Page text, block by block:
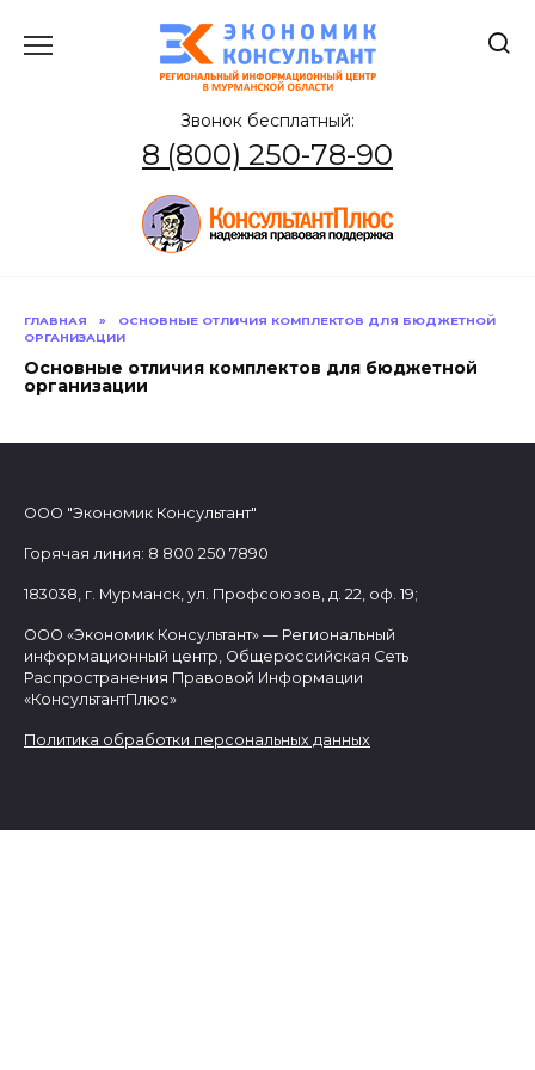
содержанию
Звонок бесплатный:
8 (800) 250-78-90
ГЛАВНАЯ »
ОСНОВНЫЕ ОТЛИЧИЯ КОМПЛЕКТОВ ДЛЯ БЮДЖЕТНОЙ
ОРГАНИЗАЦИИ
Основные отличия комплектов для бюджетной
организации
ООО "Экономик Консультант"
Горячая линия: 8 800 250 7890
183038, г. Мурманск, ул. Профсоюзов, д. 22, оф. 19;
ООО «Экономик Консультант» — Региональный
информационный центр, Общероссийская Сеть
Распространения Правовой Информации
«КонсультантПлюс»
Политика обработки персональных данных